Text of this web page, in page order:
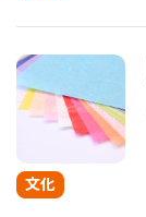
文化